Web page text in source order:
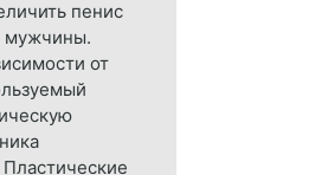
пенис
мужчины.
от